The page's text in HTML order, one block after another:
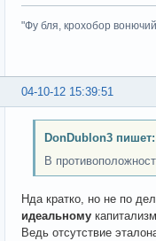
"Фу бля, крохобор
04-10-12 15:39:51
DonDublon3 пишет:
В
Нда кратко, но не по
идеальному
Ведь отсутствие